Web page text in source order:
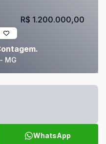
MG
R$ 1.200.000,00
WhatsApp